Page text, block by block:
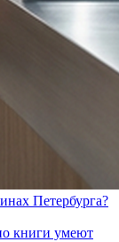
Петербурга?
книги умеют